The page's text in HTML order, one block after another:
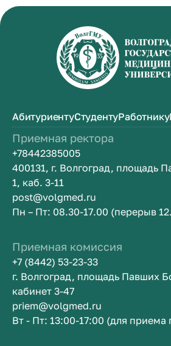
АбитуриентуСтудентуРаботнику
Приемная ректора
+78442385005
400131, г. Волгоград, площадь
1, каб. 3-11
post@volgmed.ru
Пн – Пт: 08.30-17.00 (перерыв
Приемная комиссия
+7 (8442) 53-23-33
г. Волгоград, площадь Павших
кабинет 3-47
priem@volgmed.ru
Вт - Пт: 13:00-17:00 (для приема